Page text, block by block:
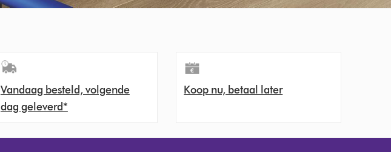
Vandaag besteld, volgende
dag geleverd*
Koop nu, betaal later